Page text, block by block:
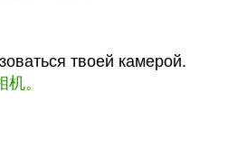
твоей камерой.
。